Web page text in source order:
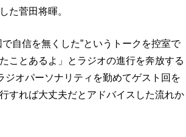
た菅田将暉。
自信を無くした”というトークを控室で
ことあるよ」とラジオの進行を奔放する
ジオパーソナリティを勤めてゲスト回を
すれば大丈夫だとアドバイスした流れか